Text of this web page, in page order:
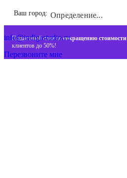
Ваш город: Определение...
Пошаговый план посокращению стоимости
клиентов до 50%!
+7 (993) 477-18-57
info@indigastudio.ru
Перезвоните мне